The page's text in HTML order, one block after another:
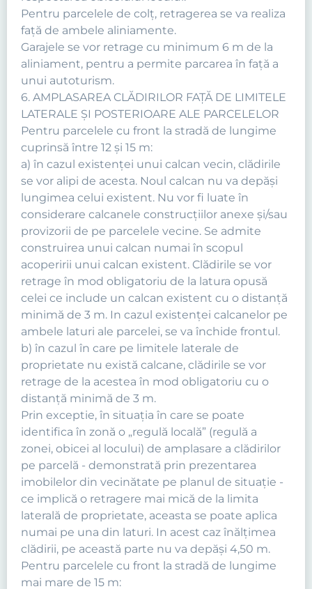
Pentru parcelele de colţ, retragerea se va realiza
faţă de ambele aliniamente.
Garajele se vor retrage cu minimum 6 m de la
aliniament, pentru a permite parcarea în faţă a
unui autoturism.
6. AMPLASAREA CLĂDIRILOR FAŢĂ DE LIMITELE
LATERALE ŞI POSTERIOARE ALE PARCELELOR
Pentru parcelele cu front la stradă de lungime
cuprinsă între 12 şi 15 m:
a) în cazul existenţei unui calcan vecin, clădirile
se vor alipi de acesta. Noul calcan nu va depăşi
lungimea celui existent. Nu vor fi luate în
considerare calcanele construcţiilor anexe şi/sau
provizorii de pe parcelele vecine. Se admite
construirea unui calcan numai în scopul
acoperirii unui calcan existent. Clădirile se vor
retrage în mod obligatoriu de la latura opusă
celei ce include un calcan existent cu o distanţă
minimă de 3 m. In cazul existenţei calcanelor pe
ambele laturi ale parcelei, se va închide frontul.
b) în cazul în care pe limitele laterale de
proprietate nu există calcane, clădirile se vor
retrage de la acestea în mod obligatoriu cu o
distanţă minimă de 3 m.
Prin exceptie, în situaţia în care se poate
identifica în zonă o „regulă locală” (regulă a
zonei, obicei al locului) de amplasare a clădirilor
pe parcelă - demonstrată prin prezentarea
imobilelor din vecinătate pe planul de situaţie -
ce implică o retragere mai mică de la limita
laterală de proprietate, aceasta se poate aplica
numai pe una din laturi. In acest caz înălţimea
clădirii, pe această parte nu va depăşi 4,50 m.
Pentru parcelele cu front la stradă de lungime
mai mare de 15 m: